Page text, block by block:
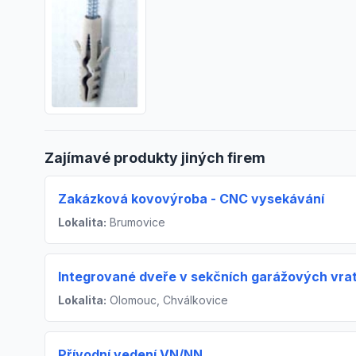
Zajímavé produkty jiných firem
Zakázková kovovýroba - CNC vysekávání
Lokalita: Brumovice
Integrované dveře v sekčních garážových
Lokalita: Olomouc, Chválkovice